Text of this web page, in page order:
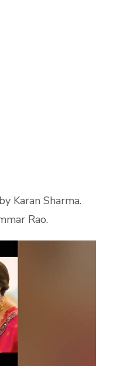
Karan Sharma.
Rao.